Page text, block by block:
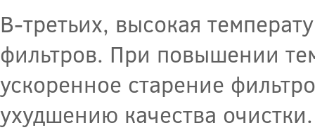
В-третьих, высокая
фильтров. При повышении
ускоренное старение
ухудшению качества очистки.